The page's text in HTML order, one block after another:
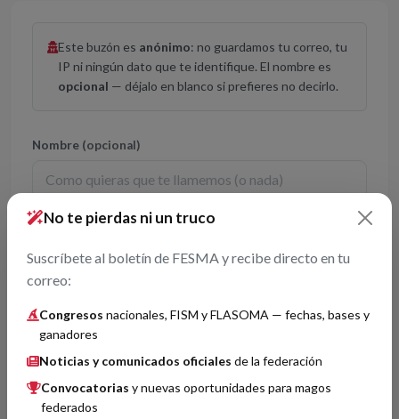
Este buzón es anónimo: no guardamos tu correo, tu
IP ni ningún dato que te identifique. El nombre es
opcional — déjalo en blanco si prefieres no decirlo.
Nombre (opcional)
Mensaje
No te pierdas ni un truco
Suscríbete al boletín de FESMA y recibe directo en tu
correo:
Congresos nacionales, FISM y FLASOMA — fechas, bases y
ganadores
Noticias y comunicados oficiales de la federación
Convocatorias y nuevas oportunidades para magos
federados